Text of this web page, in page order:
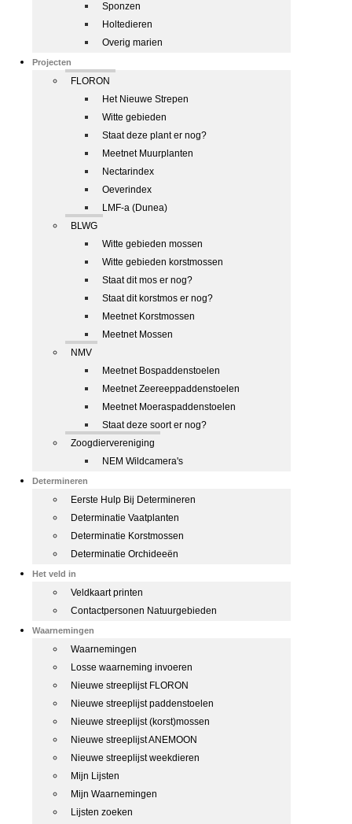
Sponzen
Holtedieren
Overig marien
Projecten
FLORON
Het Nieuwe Strepen
Witte gebieden
Staat deze plant er nog?
Meetnet Muurplanten
Nectarindex
Oeverindex
LMF-a (Dunea)
BLWG
Witte gebieden mossen
Witte gebieden korstmossen
Staat dit mos er nog?
Staat dit korstmos er nog?
Meetnet Korstmossen
Meetnet Mossen
NMV
Meetnet Bospaddenstoelen
Meetnet Zeereeppaddenstoelen
Meetnet Moeraspaddenstoelen
Staat deze soort er nog?
Zoogdiervereniging
NEM Wildcamera's
Determineren
Eerste Hulp Bij Determineren
Determinatie Vaatplanten
Determinatie Korstmossen
Determinatie Orchideeën
Het veld in
Veldkaart printen
Contactpersonen Natuurgebieden
Waarnemingen
Waarnemingen
Losse waarneming invoeren
Nieuwe streeplijst FLORON
Nieuwe streeplijst paddenstoelen
Nieuwe streeplijst (korst)mossen
Nieuwe streeplijst ANEMOON
Nieuwe streeplijst weekdieren
Mijn Lijsten
Mijn Waarnemingen
Lijsten zoeken